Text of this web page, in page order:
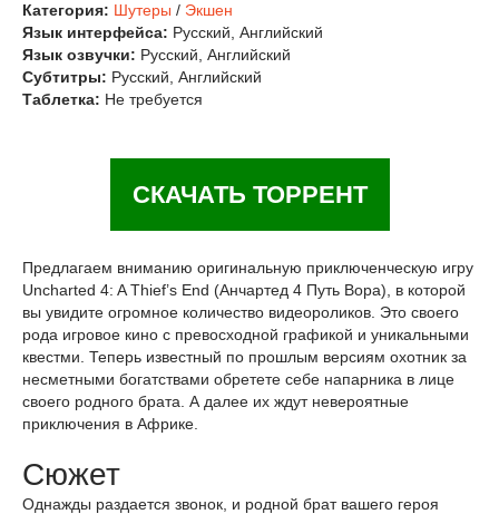
Категория: Шутеры / Экшен
Язык интерфейса: Русский, Английский
Язык озвучки: Русский, Английский
Субтитры: Русский, Английский
Таблетка: Не требуется
СКАЧАТЬ ТОРРЕНТ
Предлагаем вниманию оригинальную приключенческую игру
Uncharted 4: A Thief’s End (Анчартед 4 Путь Вора), в которой
вы увидите огромное количество видеороликов. Это своего
рода игровое кино с превосходной графикой и уникальными
квестми. Теперь известный по прошлым версиям охотник за
несметными богатствами обретете себе напарника в лице
своего родного брата. А далее их ждут невероятные
приключения в Африке.
Сюжет
Однажды раздается звонок, и родной брат вашего героя